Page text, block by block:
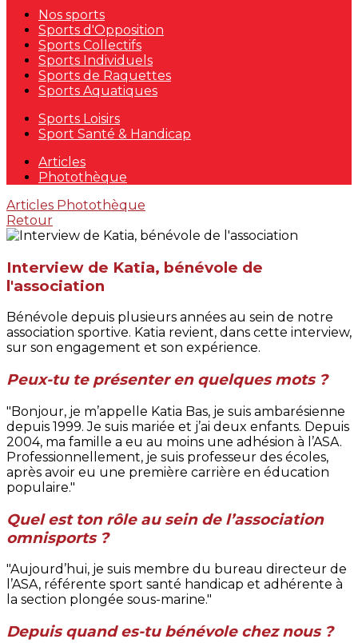
Nos sports
Sports d'Opposition
Sports Collectifs
Sports Individuels
Sports de Raquettes
Sports Aquatiques
Sports Loisirs
Sport Santé & Handicap
Articles
Photothèque
Articles Photothèque
Retour
Interview de Katia, bénévole de
l'association
Bénévole depuis plusieurs années au sein de notre
association sportive. Katia revient, dans cette interview,
sur son engagement et son expérience.
Peux-tu te présenter en quelques mots ?
"Bonjour, je m’appelle Katia Bas, je suis ambarésienne
depuis 1999. Je suis mariée et j’ai deux enfants. Depuis
2004, ma famille a eu au moins une adhésion à l’ASA.
Professionnellement, je suis professeur des écoles,
après avoir eu une première carrière en éducation
populaire."
Quel est ton rôle au sein de l’association
omnisports ?
"Aujourd’hui, je suis membre du bureau directeur de
l’ASA, référente sport santé handicap et adhérente à
la section plongée sous-marine."
Depuis quand es-tu bénévole chez nous ?